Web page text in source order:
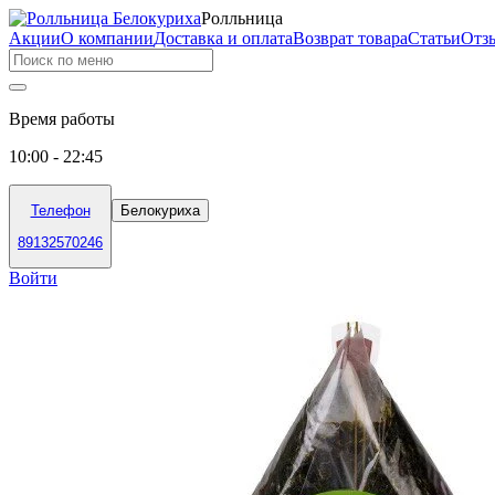
Ролльница
АкцииО компанииДоставка и оплатаВозврат товараСтатьи
Время работы
10:00 - 22:45
Телефон
89132570246
Белокуриха
Войти